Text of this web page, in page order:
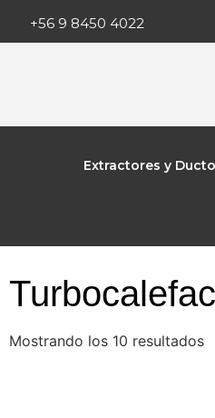
+56 9 8450 4022
Extractores y
Mostrando los 10 resultados